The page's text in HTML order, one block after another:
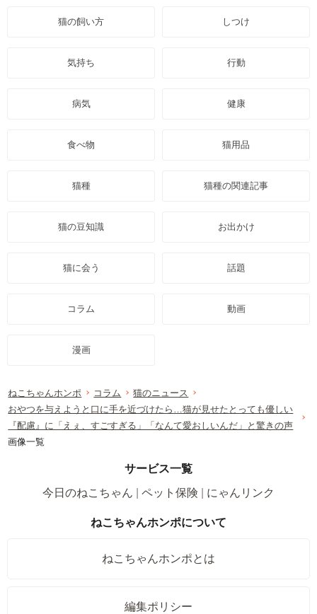
猫の飼い方 しつけ
気持ち 行動
病気 健康
食べ物 猫用品
猫種 猫種の関連記事
猫の豆知識 お出かけ
猫に会う 話題
コラム 動画
漫画
ねこちゃんホンポ コラム
猫のニュース
おやつを与えようと口に手を近づけたら…猫が見せたとっても優しい
『配慮』に「えぇ、すごすぎる」「なんて愛おしいんだ」と驚きの声
画像一覧
サービス一覧
今日のねこちゃん
ペット保険 にゃんリンク
ねこちゃんホンポについて
ねこちゃんホンポとは
編集ポリシー